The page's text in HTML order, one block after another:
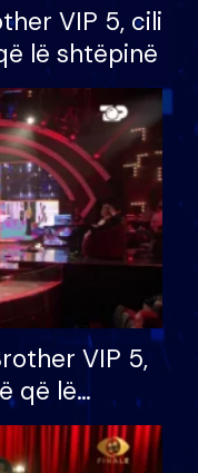
VIP 5, cili
lë shtëpinë
VIP 5,
që lë
për